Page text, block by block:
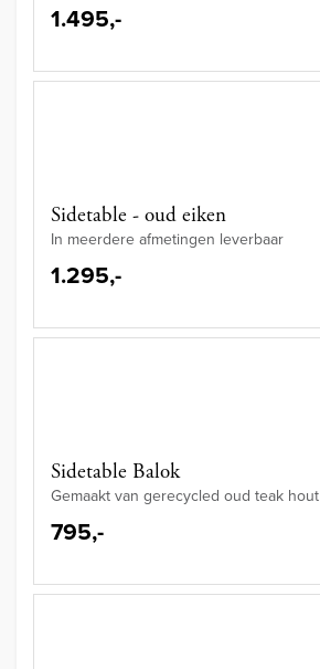
1.495,-
Sidetable - oud eiken
In meerdere afmetingen leverbaar
1.295,-
Sidetable Balok
Gemaakt van gerecycled oud teak hout
795,-